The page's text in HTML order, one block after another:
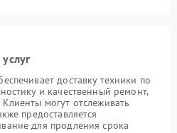
доставку техники по
и качественный ремонт,
могут отслеживать
предоставляется
для продления срока